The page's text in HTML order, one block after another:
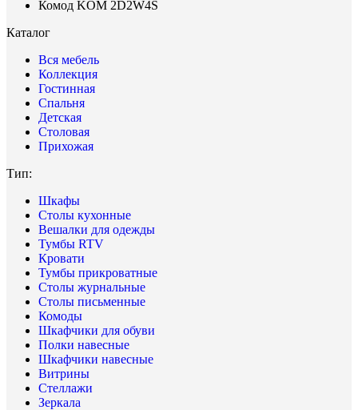
Комод KOM 2D2W4S
Каталог
Вся мебель
Коллекция
Гостинная
Спальня
Детская
Столовая
Прихожая
Тип:
Шкафы
Столы кухонные
Вешалки для одежды
Тумбы RTV
Кровати
Тумбы прикроватные
Столы журнальные
Столы письменные
Комоды
Шкафчики для обуви
Полки навесные
Шкафчики навесные
Витрины
Стеллажи
Зеркала